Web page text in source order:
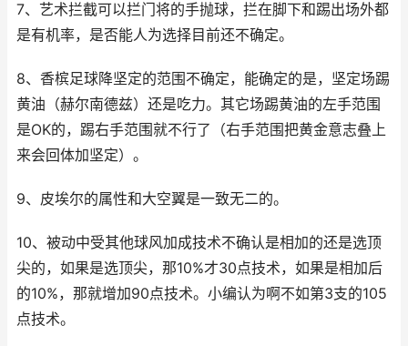
7、艺术拦截可以拦门将的手抛球，拦在脚下和踢出场外都
是有机率，是否能人为选择目前还不确定。
8、香槟足球降坚定的范围不确定，能确定的是，坚定场踢
黄油（赫尔南德兹）还是吃力。其它场踢黄油的左手范围
是OK的，踢右手范围就不行了（右手范围把黄金意志叠上
来会回体加坚定）。
9、皮埃尔的属性和大空翼是一致无二的。
10、被动中受其他球风加成技术不确认是相加的还是选顶
尖的，如果是选顶尖，那10%才30点技术，如果是相加后
的10%，那就增加90点技术。小编认为啊不如第3支的105
点技术。